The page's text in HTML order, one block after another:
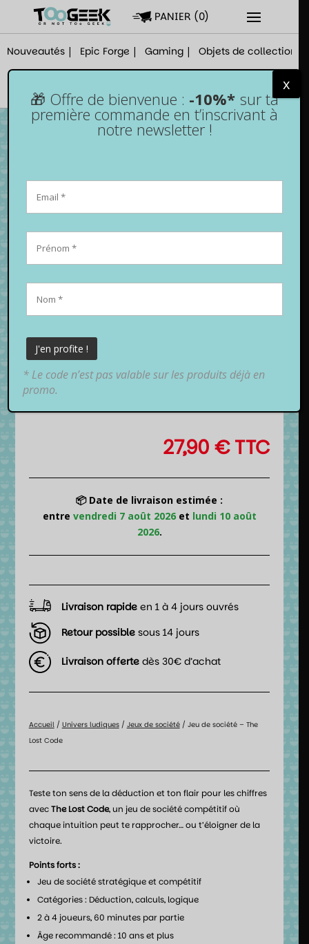
PANIER (0)
Nouveautés Epic Forge Gaming Objets de collection
27,90€TTC
📦 Date de livraison estimée :
entre vendredi 7 août 2026et lundi 10 août
2026.
Livraison rapide en 1 à 4 jours ouvrés
Retour possible sous 14 jours
Livraison offerte dès 30€ d’achat
Accueil/ Univers ludiques/ Jeux de société/ Jeu de société – The
Lost Code
Teste ton sens de la déduction et ton flair pour les chiffres
avecThe Lost Code, un jeu de société compétitif où
chaque intuition peut te rapprocher… ou t’éloigner de la
victoire.
Points forts :
Jeu de société stratégique et compétitif
Catégories : Déduction, calculs, logique
2 à 4 joueurs, 60 minutes par partie
Âge recommandé : 10 ans et plus
🎁 Offre de bienvenue : -10%* sur ta
première commande en t’inscrivant à
notre newsletter !
* Le code n’est pas valable sur les produits déjà en
promo.
x